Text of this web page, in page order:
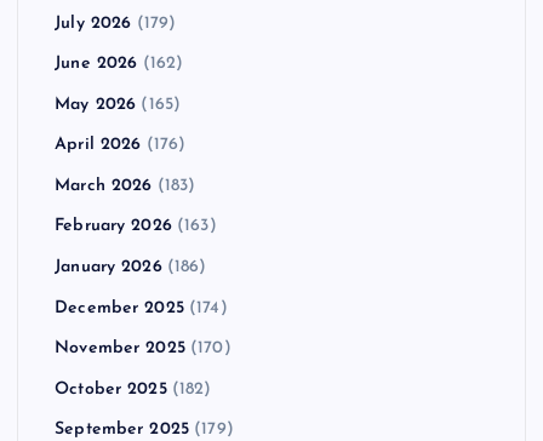
July 2026 (179)
June 2026 (162)
May 2026 (165)
April 2026 (176)
March 2026 (183)
February 2026(163)
January 2026(186)
December 2025(174)
November 2025(170)
October 2025(182)
September 2025 (179)